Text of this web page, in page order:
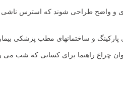
و واضح طراحی شوند که استرس ناشی
پارکینگ و ساختمانهای مطب پزشکی
راهنما برای کسانی که شب می